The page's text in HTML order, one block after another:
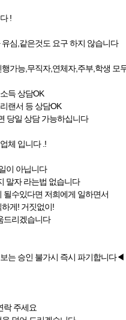
!
심,같은것도 요구 하지 않습니다
가능,무직자,연체자,주부,학생 모
득 상담OK
랜서 등 상담OK
당일 상담 가능하십니다
체 입니다 .!
이 아닙니다
말자 라는법 없습니다
될수있다면 저희에게 일하면서
게! 거짓없이!
드리겠습니다
는 승인 불가시 즉시 파기합니다◀
락 주세요